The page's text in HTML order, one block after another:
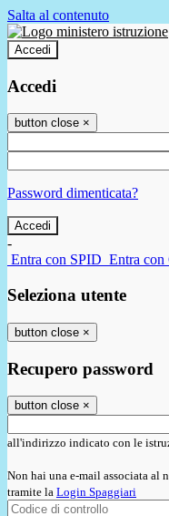
Salta al contenuto
Accedi
Accedi
button close ×
Password dimenticata?
-
Entra con SPID Entra con
Seleziona utente
button close ×
Recupero password
button close ×
all'indirizzo indicato con le
Non hai una e-mail associata al
tramite la Login Spaggiari